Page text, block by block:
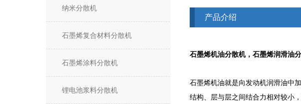
纳米分散机
石墨烯复合材料分散机
石墨烯涂料分散机
锂电池浆料分散机
产品介绍
石墨烯机油分散机，石墨烯润滑油
石墨烯机油就是向发动机润滑油中
结构、层与层之间结合力相对较小